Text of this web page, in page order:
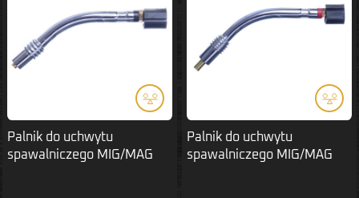
Palnik do uchwytu
spawalniczego MIG/MAG
Palnik do uchwytu
spawalniczego MIG/MAG